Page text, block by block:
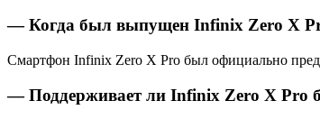
— Когда был выпущен Infinix Zero X
Смартфон Infinix Zero X Pro был официально
— Поддерживает ли Infinix Zero X Pro